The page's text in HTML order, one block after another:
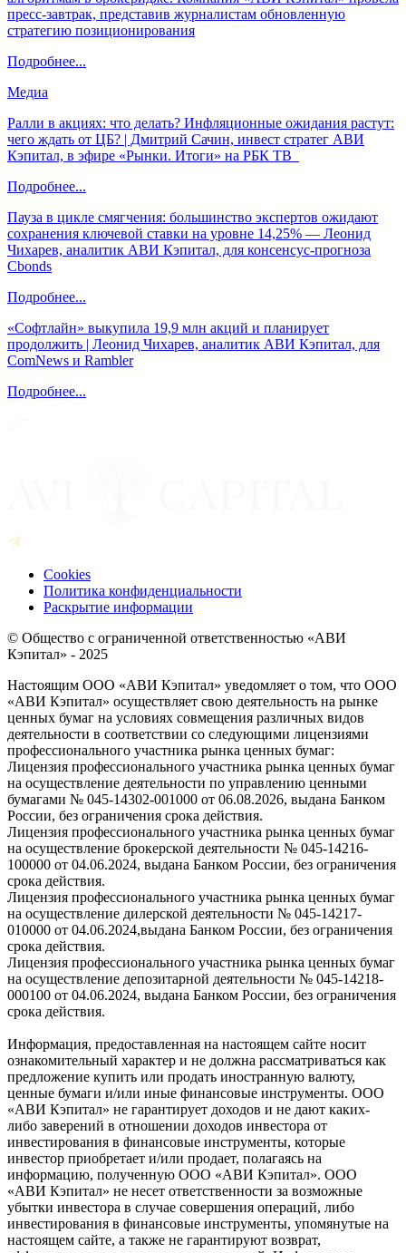
пресс-завтрак, представив журналистам обновленную
стратегию позиционирования
Подробнее...
Медиа
Ралли в акциях: что делать? Инфляционные ожидания растут:
чего ждать от ЦБ? | Дмитрий Сачин, инвест стратег АВИ
Кэпитал, в эфире «Рынки. Итоги» на РБК ТВ
Подробнее...
Пауза в цикле смягчения: большинство экспертов ожидают
сохранения ключевой ставки на уровне 14,25% — Леонид
Чихарев, аналитик АВИ Кэпитал, для консенсус-прогноза
Cbonds
Подробнее...
«Софтлайн» выкупила 19,9 млн акций и планирует
продолжить | Леонид Чихарев, аналитик АВИ Кэпитал, для
ComNews и Rambler
Подробнее...
Cookies
Политика конфиденциальности
Раскрытие информации
© Общество с ограниченной ответственностью «АВИ
Кэпитал» - 2025
Настоящим ООО «АВИ Кэпитал» уведомляет о том, что ООО
«АВИ Кэпитал» осуществляет свою деятельность на рынке
ценных бумаг на условиях совмещения различных видов
деятельности в соответствии со следующими лицензиями
профессионального участника рынка ценных бумаг:
Лицензия профессионального участника рынка ценных бумаг
на осуществление деятельности по управлению ценными
бумагами № 045-14302-001000 от 06.08.2026, выдана Банком
России, без ограничения срока действия.
Лицензия профессионального участника рынка ценных бумаг
на осуществление брокерской деятельности № 045-14216-
100000 от 04.06.2024, выдана Банком России, без ограничения
срока действия.
Лицензия профессионального участника рынка ценных бумаг
на осуществление дилерской деятельности № 045-14217-
010000 от 04.06.2024,выдана Банком России, без ограничения
срока действия.
Лицензия профессионального участника рынка ценных бумаг
на осуществление депозитарной деятельности № 045-14218-
000100 от 04.06.2024, выдана Банком России, без ограничения
срока действия.
Информация, предоставленная на настоящем сайте носит
ознакомительный характер и не должна рассматриваться как
предложение купить или продать иностранную валюту,
ценные бумаги и/или иные финансовые инструменты. ООО
«АВИ Кэпитал» не гарантирует доходов и не дают каких-
либо заверений в отношении доходов инвестора от
инвестирования в финансовые инструменты, которые
инвестор приобретает и/или продает, полагаясь на
информацию, полученную ООО «АВИ Кэпитал». ООО
«АВИ Кэпитал» не несет ответственности за возможные
убытки инвестора в случае совершения операций, либо
инвестирования в финансовые инструменты, упомянутые на
настоящем сайте, а также не гарантируют возврат,